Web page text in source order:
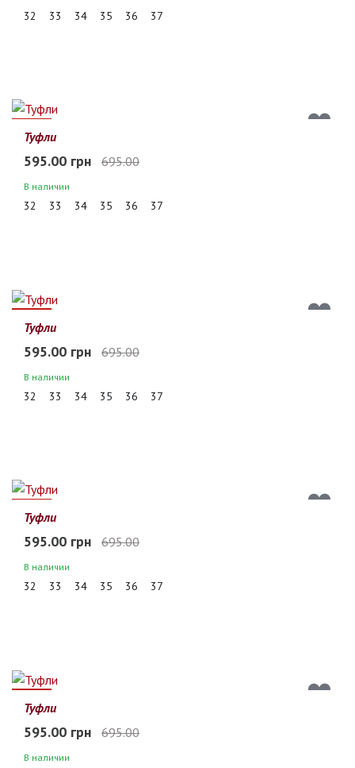
32 33 34 35 36 37
14%
Туфли
595.00 грн 695.00
В наличии
32 33 34 35 36 37
14%
Туфли
595.00 грн 695.00
В наличии
32 33 34 35 36 37
14%
Туфли
595.00 грн 695.00
В наличии
32 33 34 35 36 37
14%
Туфли
595.00 грн 695.00
В наличии